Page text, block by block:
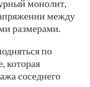
монолит,
между
размерами.
по
которая
соседнего